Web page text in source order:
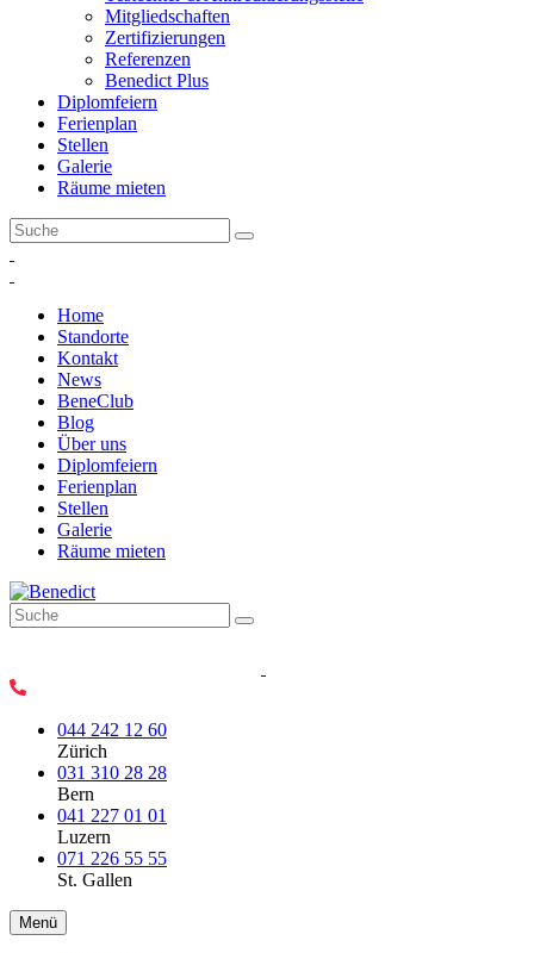
Mitgliedschaften
Zertifizierungen
Referenzen
Benedict Plus
Diplomfeiern
Ferienplan
Stellen
Galerie
Räume mieten
Home
Standorte
Kontakt
News
BeneClub
Blog
Über uns
Diplomfeiern
Ferienplan
Stellen
Galerie
Räume mieten
044 242 12 60
Zürich
031 310 28 28
Bern
041 227 01 01
Luzern
071 226 55 55
St. Gallen
Menü